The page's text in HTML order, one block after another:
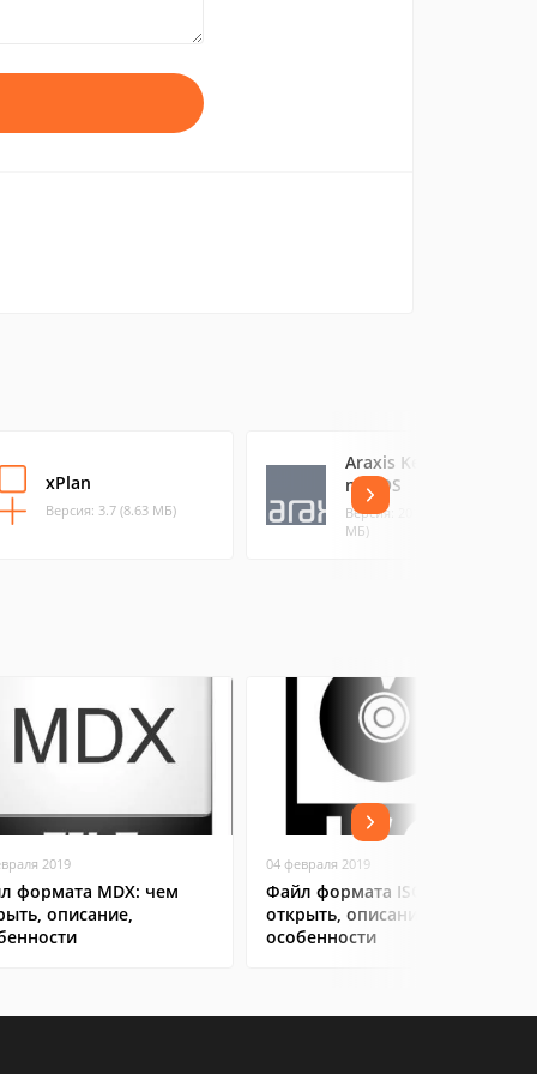
xPlan
Версия: 3.7 (8.63 МБ)
Araxis Ketura для
macOS
Версия: 2012.177 (26.64
МБ)
2019
формата MDX: чем
описание,
04 февраля 2019
Файл формата ISO: чем
открыть, описание,
особенности